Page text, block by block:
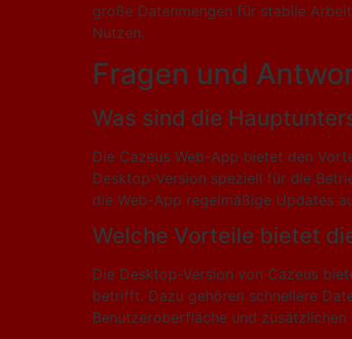
große Datenmengen für stabile
Nutzen.
Fragen und
Was sind die
Die Cazeus Web-App bietet den
Desktop-Version speziell für die
die Web-App regelmäßige Updates
Welche Vorteile bietet
Die Desktop-Version von Cazeus
betrifft. Dazu gehören schnellere
Benutzeroberfläche und